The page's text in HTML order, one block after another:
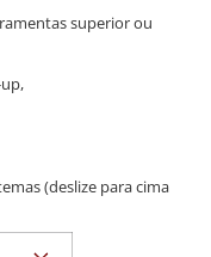
superior ou
(deslize para cima